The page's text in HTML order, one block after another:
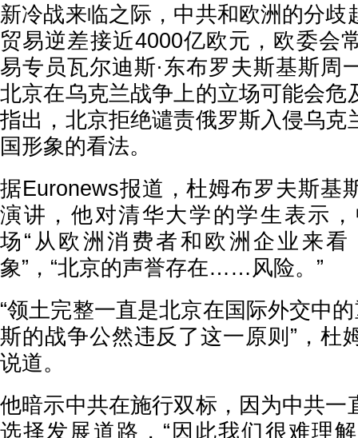
新冷战来临之际，中共和欧洲的分歧
贸易逆差接近4000亿欧元，欧委会
易专员瓦尔迪斯·东布罗夫斯基斯周
北京在乌克兰战争上的立场可能会危
指出，北京拒绝谴责俄罗斯入侵乌克
国形象的看法。
据Euronews报道，杜姆布罗夫斯基
演讲，他对清华大学的学生表示
场“从欧洲消费者和欧洲企业来
象”，“北京的声誉存在……风险。”
“领土完整一直是北京在国际外交中
斯的战争公然违反了这一原则”，杜
说道。
他暗示中共在施行双标，因为中共一
选择发展道路，“因此我们很难理